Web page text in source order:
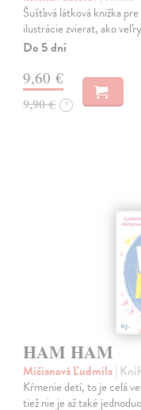
Šušťavá látková knižka
ilustrácie zvierat, ako
Do 5 dní
9,60 €
9,90 € ?
HAM HAM
Mičianová Ľudmila|
Kŕmenie detí, to je celá
tiež nie je až také